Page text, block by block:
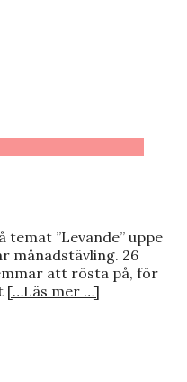
temat ”Levande” uppe
månadstävling. 26
att rösta på, för
[…Läs mer …]